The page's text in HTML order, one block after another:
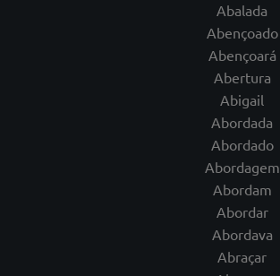
Abalada
Abençoado
Abençoará
Abertura
Abigail
Abordada
Abordado
Abordagem
Abordam
Abordar
Abordava
Abraçar